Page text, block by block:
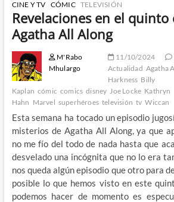
CINE Y TV CÓMIC TELEVISIÓN
Revelaciones en el quinto
Agatha All Along
M'Rabo
Mhulargo
11/10/2024
Actualidad Agatha
Harkness Billy
Kaplan cómic comics disney Joe Locke Kathryn
Hahn Marvel superhéroes televisión tv Wiccan
Esta semana ha tocado un episodio
misterios de Agatha All Along, ya que
no me fío del todo de nada hasta que
desvelado una incógnita que no lo era
nos queda algún episodio que otro para
posible lo que hemos visto en este
podemos hacer de momento es